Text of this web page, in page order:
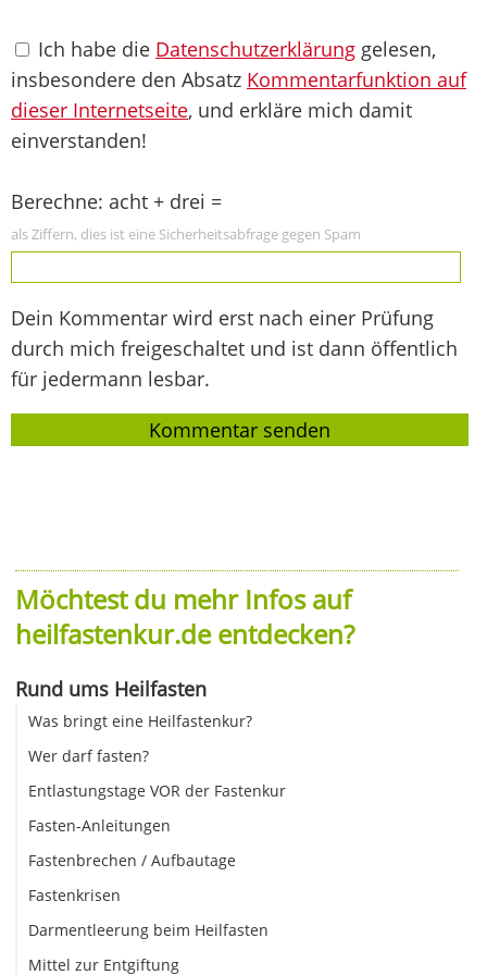
Ich habe die Datenschutzerklärung gelesen,
insbesondere den Absatz Kommentarfunktion auf
dieser Internetseite, und erkläre mich damit
einverstanden!
Berechne: acht + drei =
als Ziffern, dies ist eine Sicherheitsabfrage gegen Spam
Dein Kommentar wird erst nach einer Prüfung
durch mich freigeschaltet und ist dann öffentlich
für jedermann lesbar.
Möchtest du mehr Infos auf
heilfastenkur.de entdecken?
Rund ums Heilfasten
Was bringt eine Heilfastenkur?
Wer darf fasten?
Entlastungstage VOR der Fastenkur
Fasten-Anleitungen
Fastenbrechen / Aufbautage
Fastenkrisen
Darmentleerung beim Heilfasten
Mittel zur Entgiftung